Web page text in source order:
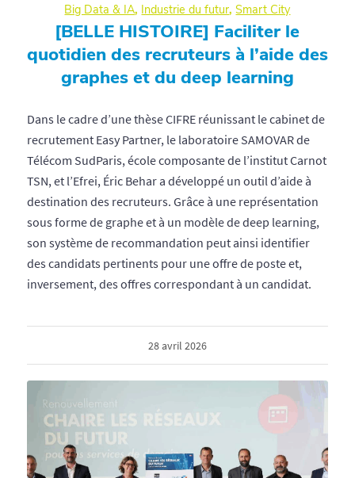
Big Data & IA, Industrie du futur,Smart City
[BELLE HISTOIRE] Faciliter le
quotidien des recruteurs à l’aide des
graphes et du deep learning
Dans le cadre d’une thèse CIFRE réunissant le cabinet de
recrutement Easy Partner, le laboratoire SAMOVAR de
Télécom SudParis, école composante de l’institut Carnot
TSN, et l’Efrei, Éric Behar a développé un outil d’aide à
destination des recruteurs. Grâce à une représentation
sous forme de graphe et à un modèle de deep learning,
son système de recommandation peut ainsi identifier
des candidats pertinents pour une offre de poste et,
inversement, des offres correspondant à un candidat.
28 avril 2026